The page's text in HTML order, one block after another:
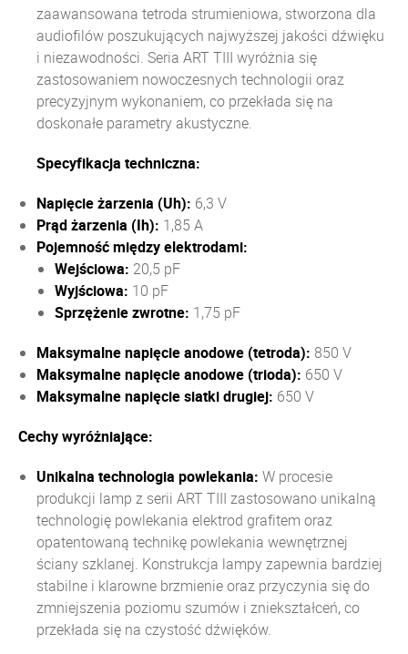
zaawansowana tetroda strumieniowa, stworzona dla
audiofilów poszukujących najwyższej jakości dźwięku
i niezawodności. Seria ART TIII wyróżnia się
zastosowaniem nowoczesnych technologii oraz
precyzyjnym wykonaniem, co przekłada się na
doskonałe parametry akustyczne.
Specyfikacja techniczna:
Napięcie żarzenia (Uh): 6,3 V
Prąd żarzenia (Ih): 1,85 A
Pojemność między elektrodami:
Wejściowa: 20,5 pF
Wyjściowa: 10 pF
Sprzężenie zwrotne: 1,75 pF
Maksymalne napięcie anodowe (tetroda): 850 V
Maksymalne napięcie anodowe (trioda): 650 V
Maksymalne napięcie siatki drugiej: 650 V
Cechy wyróżniające:
Unikalna technologia powlekania: W procesie
produkcji lamp z serii ART TIII zastosowano unikalną
technologię powlekania elektrod grafitem oraz
opatentowaną technikę powlekania wewnętrznej
ściany szklanej. Konstrukcja lampyzapewnia bardziej
stabilne i klarowne brzmienie oraz przyczynia się do
zmniejszenia poziomu szumów i zniekształceń, co
przekłada się na czystość dźwięków.